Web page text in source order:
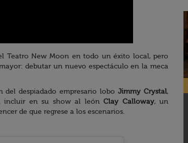
Teatro New Moon en todo un éxito local, pero
debutar un nuevo espectáculo en la meca
del despiadado empresario loboJimmy Crystal,
incluir en su show al león Clay Calloway, un
de que regrese a los escenarios.